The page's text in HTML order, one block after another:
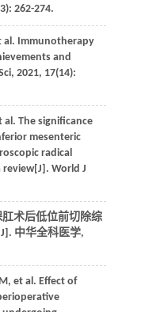
262-274.
al. Immunotherapy
and
2021, 17(14):
al. The significance
mesenteric
radical
World J
术后低位前切除综
中华全科医学,
et al. Effect of